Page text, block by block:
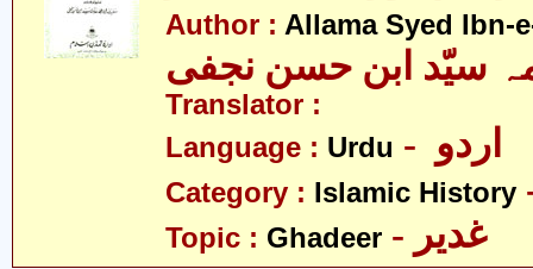
Author : Allama Syed Ibn-
سیّد ابن حسن نجفی
Translator :
Language : Urdu
Category : Islamic History
Topic : Ghadeer - غدیر